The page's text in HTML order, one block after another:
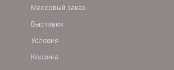
Массовый заказ
Выставки
Условия
Корзина